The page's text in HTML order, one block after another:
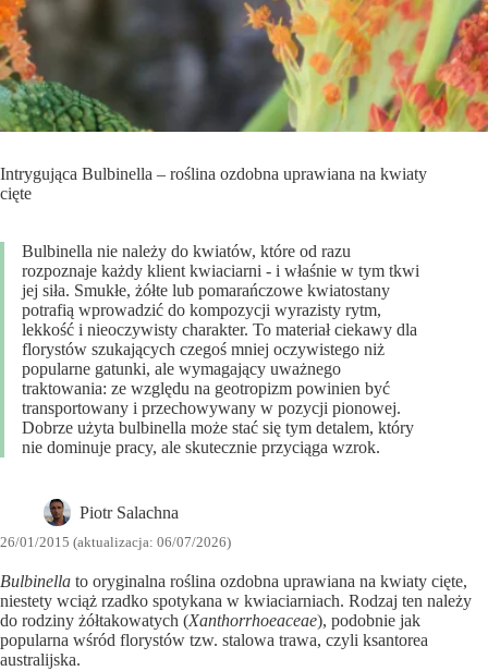
Intrygująca Bulbinella – roślina ozdobna uprawiana na kwiaty
cięte
Bulbinella nie należy do kwiatów, które od razu
rozpoznaje każdy klient kwiaciarni - i właśnie w tym tkwi
jej siła. Smukłe, żółte lub pomarańczowe kwiatostany
potrafią wprowadzić do kompozycji wyrazisty rytm,
lekkość i nieoczywisty charakter. To materiał ciekawy dla
florystów szukających czegoś mniej oczywistego niż
popularne gatunki, ale wymagający uważnego
traktowania: ze względu na geotropizm powinien być
transportowany i przechowywany w pozycji pionowej.
Dobrze użyta bulbinella może stać się tym detalem, który
nie dominuje pracy, ale skutecznie przyciąga wzrok.
Piotr Salachna
26/01/2015 (aktualizacja: 06/07/2026)
Bulbinella to oryginalna roślina ozdobna uprawiana na kwiaty cięte,
niestety wciąż rzadko spotykana w kwiaciarniach. Rodzaj ten należy
do rodziny żółtakowatych (Xanthorrhoeaceae), podobnie jak
popularna wśród florystów tzw. stalowa trawa, czyli ksantorea
australijska.